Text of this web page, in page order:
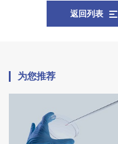
返回列表
为您推荐